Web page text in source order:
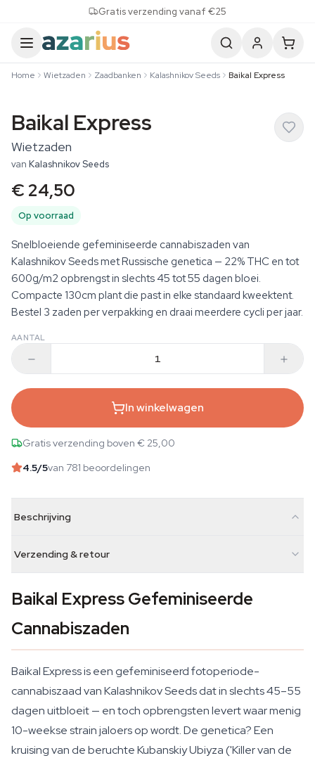
Gratis verzending vanaf €25
Home Wietzaden Zaadbanken Kalashnikov Seeds Baikal Express
Baikal Express
Wietzaden
van Kalashnikov Seeds
€ 24,50
Op voorraad
Snelbloeiende gefeminiseerde cannabiszaden van
Kalashnikov Seeds met Russische genetica — 22% THC en tot
600g/m2 opbrengst in slechts 45 tot 55 dagen bloei.
Compacte 130cm plant die past in elke standaard kweektent.
Bestel 3 zaden per verpakking en draai meerdere cycli per jaar.
AANTAL
In winkelwagen
Gratis verzending boven € 25,00
4.5/5van 781 beoordelingen
Beschrijving
Verzending & retour
Baikal Express Gefeminiseerde
Cannabiszaden
Baikal Express is een gefeminiseerd fotoperiode-
cannabiszaad van Kalashnikov Seeds dat in slechts 45–55
dagen uitbloeit — en toch opbrengsten levert waar menig
10-weekse strain jaloers op wordt. De genetica? Een
kruising van de beruchte Kubanskiy Ubiyza ('Killer van de